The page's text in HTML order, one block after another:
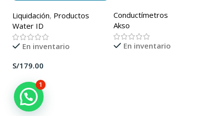
Liquidación, Productos
Water ID
En inventario
S/
Conductímetros
Akso
En inventario
1